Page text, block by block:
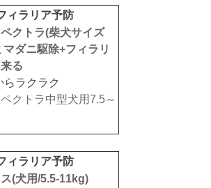
ィラリア予防
クトラ(柴犬サイズ
ダニ駆除+フィラリ
る
ラクラク
ィラリア予防
(犬用/5.5-11kg)